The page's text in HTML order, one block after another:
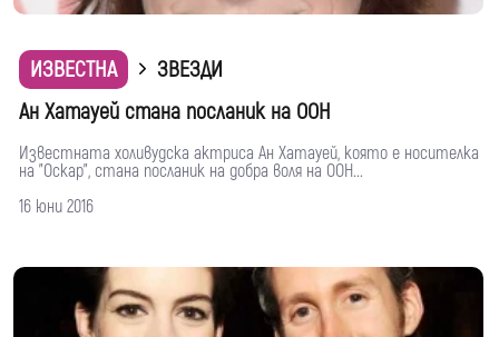
ИЗВЕСТНА
ЗВЕЗДИ
Ан Хатауей стана посланик на ООН
Известната холивудска актриса Ан Хатауей, която е носителка
на "Оскар", стана посланик на добра воля на ООН...
16 юни 2016